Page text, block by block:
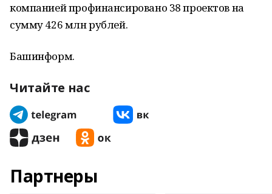
компанией профинансировано 38 проектов на
сумму 426 млн рублей.
Башинформ.
Читайте нас
Партнеры